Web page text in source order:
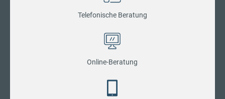
Telefonische Beratung
Online-Beratung